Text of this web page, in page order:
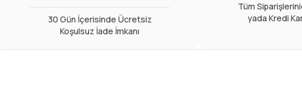
30 Gün İçerisinde Ücretsiz
Koşulsuz İade İmkanı
Tüm
yada Kredi